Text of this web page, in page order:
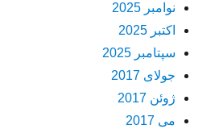
نوامبر 2025
اکتبر 2025
سپتامبر 2025
جولای 2017
ژوئن 2017
می 2017